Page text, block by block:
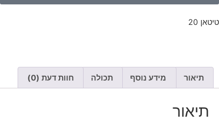
טיטאן 20
תיאור מידע נוסף תכולה חוות דעת (0)
תיאור